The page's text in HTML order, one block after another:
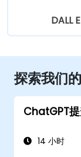
DALL E
探索我们
ChatGPT
14 小时